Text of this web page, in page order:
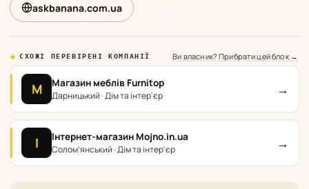
askbanana.com.ua
СХОЖІ ПЕРЕВІРЕНІ КОМПАНІЇ Ви власник? Прибрати цей блок →
М Магазин меблів Furnitop
Дарницький · Дім та інтер'єр →
І Інтернет-магазин Mojno.in.ua
Солом’янський · Дім та інтер'єр →